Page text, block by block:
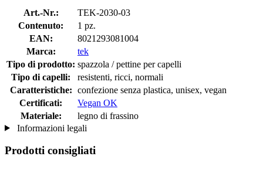
Art.-Nr.:
TEK-2030-03
Contenuto:
1 pz.
EAN:
8021293081004
Marca:
tek
Tipo di prodotto: spazzola / pettine per capelli
Tipo di capelli:
resistenti, ricci, normali
Caratteristiche: confezione senza plastica, unisex, vegan
Certificati:
Vegan OK
Materiale:
legno di frassino
Informazioni legali
Prodotti consigliati